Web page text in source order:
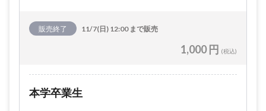
販売終了 11/7(日) 12:00 まで販売
1,000 円 (税込)
本学卒業生